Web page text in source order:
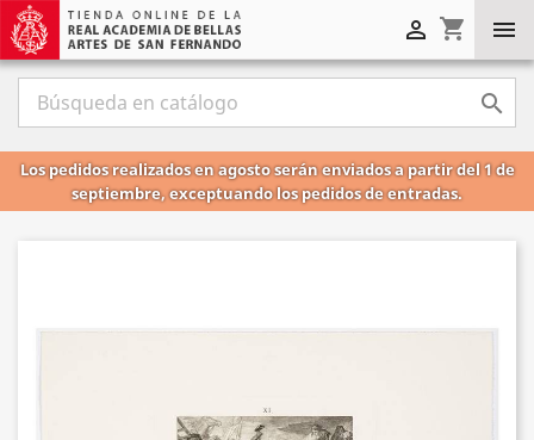

shopping_cart


Los pedidos realizados en agosto serán enviados a partir del 1 de
septiembre, exceptuando los pedidos de entradas.